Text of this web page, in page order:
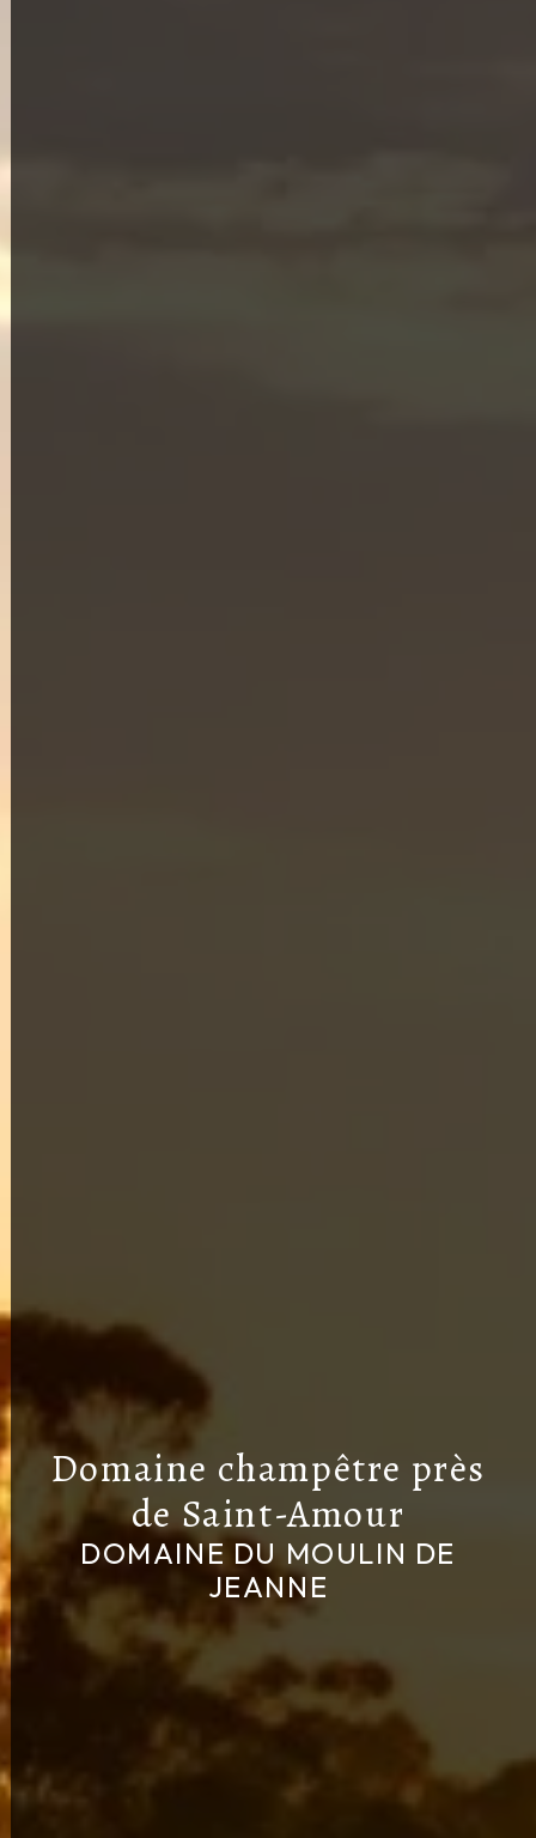
Domaine champêtre près
de Saint-Amour
DOMAINE DU MOULIN DE
JEANNE